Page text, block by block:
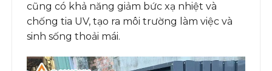
cũng có khả năng giảm bức xạ nhiệt và
chống tia UV, tạo ra môi trường làm việc và
sinh sống thoải mái.